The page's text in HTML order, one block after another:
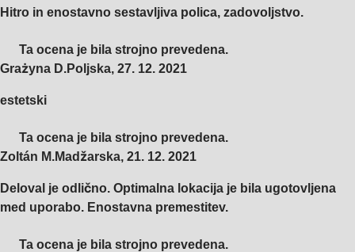
Hitro in enostavno sestavljiva polica, zadovoljstvo.
Ta ocena je bila strojno prevedena.
Grażyna D.Poljska, 27. 12. 2021
estetski
Ta ocena je bila strojno prevedena.
Zoltán M.Madžarska, 21. 12. 2021
Deloval je odlično. Optimalna lokacija je bila ugotovljena
med uporabo. Enostavna premestitev.
Ta ocena je bila strojno prevedena.